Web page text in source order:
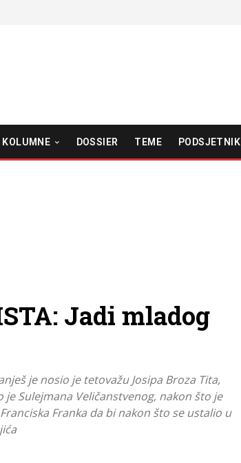
KOLUMNE DOSSIER TEME PODSJETNIK
Jadi mladog
je nosio je tetovažu Josipa Broza Tita,
Sulejmana Veličanstvenog, nakon što je
Franka da bi nakon što se ustalio u